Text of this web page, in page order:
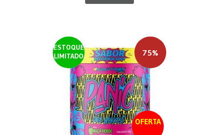
ESTOQUE
LIMITADO
OFERTA
75%